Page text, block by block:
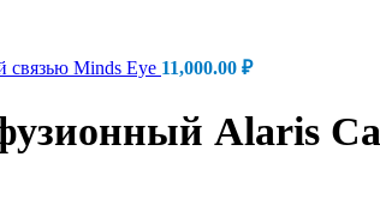
связью Minds Eye 11,000.00 ₽
Alaris